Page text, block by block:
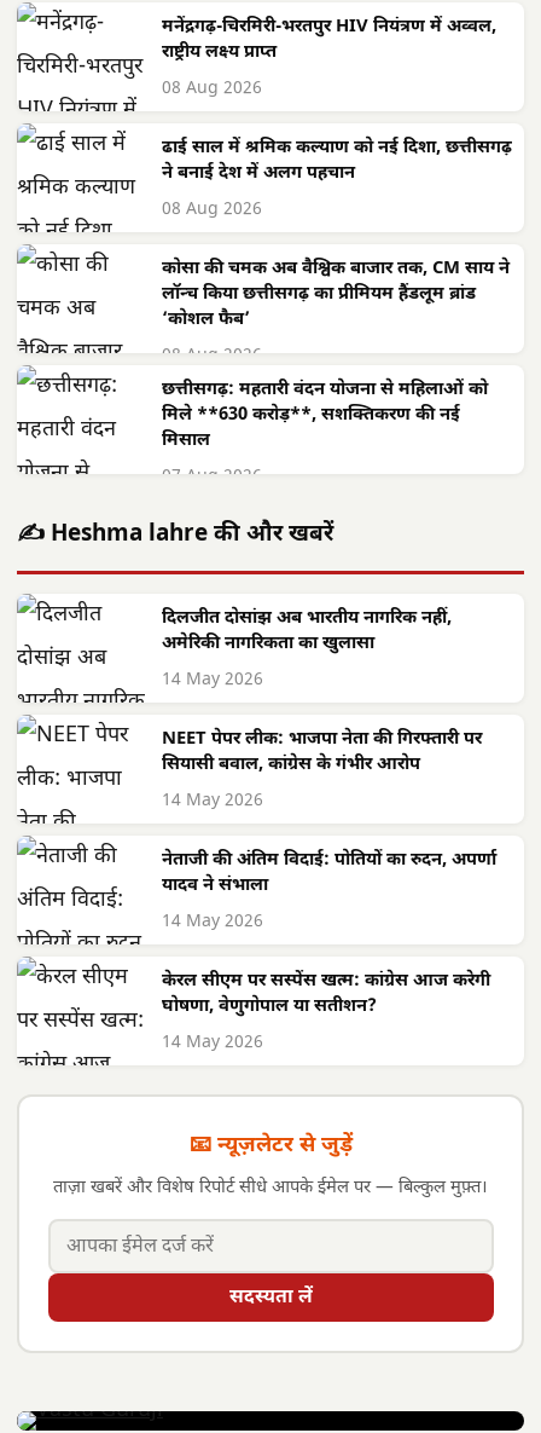
मनेंद्रगढ़-चिरमिरी-भरतपुर HIV नियंत्रण में अव्वल,
राष्ट्रीय लक्ष्य प्राप्त
08 Aug 2026
ढाई साल में श्रमिक कल्याण को नई दिशा, छत्तीसगढ़
ने बनाई देश में अलग पहचान
08 Aug 2026
कोसा की चमक अब वैश्विक बाजार तक, CM साय ने
लॉन्च किया छत्तीसगढ़ का प्रीमियम हैंडलूम ब्रांड
‘कोशल फैब’
08 Aug 2026
छत्तीसगढ़: महतारी वंदन योजना से महिलाओं को
मिले **630 करोड़**, सशक्तिकरण की नई
मिसाल
07 Aug 2026
✍️ Heshma lahre की और खबरें
दिलजीत दोसांझ अब भारतीय नागरिक नहीं,
अमेरिकी नागरिकता का खुलासा
14 May 2026
NEET पेपर लीक: भाजपा नेता की गिरफ्तारी पर
सियासी बवाल, कांग्रेस के गंभीर आरोप
14 May 2026
नेताजी की अंतिम विदाई: पोतियों का रुदन, अपर्णा
यादव ने संभाला
14 May 2026
केरल सीएम पर सस्पेंस खत्म: कांग्रेस आज करेगी
घोषणा, वेणुगोपाल या सतीशन?
14 May 2026
📧 न्यूज़लेटर से जुड़ें
ताज़ा खबरें और विशेष रिपोर्ट सीधे आपके ईमेल पर — बिल्कुल मुफ़्त।
सदस्यता लें